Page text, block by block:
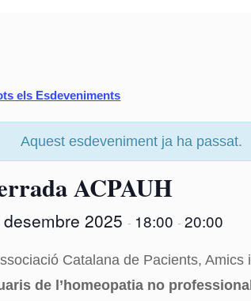
els Esdeveniments
Aquest esdeveniment ja ha passat.
ACPAUH
desembre 2025 - 18:00 -20:00
Catalana de Pacients,
de l’homeopatia no